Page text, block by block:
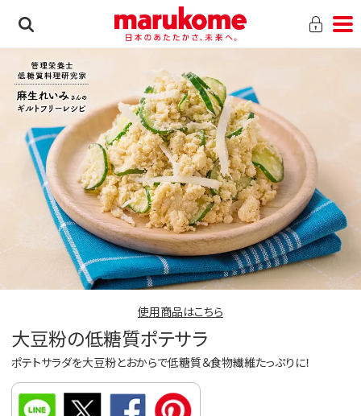
使用商品はこちら
大豆粉の低糖質ポテサラ
ポテトサラダを大豆粉とおからで低糖質＆食物繊維たっぷりに！